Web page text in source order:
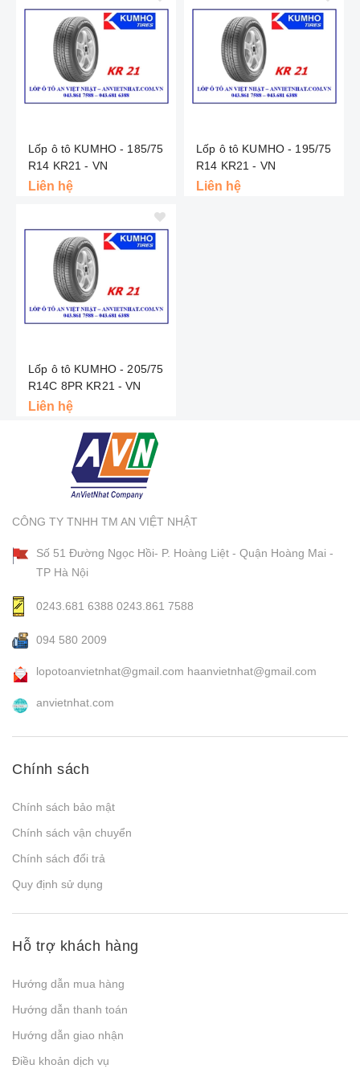
Lốp ô tô KUMHO - 185/75
R14 KR21 - VN
Liên hệ
Lốp ô tô KUMHO - 195/75
R14 KR21 - VN
Liên hệ
Lốp ô tô KUMHO - 205/75
R14C 8PR KR21 - VN
Liên hệ
CÔNG TY TNHH TM AN VIỆT NHẬT
Số 51 Đường Ngọc Hồi- P. Hoàng Liệt - Quận Hoàng Mai -
TP Hà Nội
0243.681 6388 0243.861 7588
094 580 2009
lopotoanvietnhat@gmail.com haanvietnhat@gmail.com
anvietnhat.com
Chính sách
Chính sách bảo mật
Chính sách vận chuyển
Chính sách đổi trả
Quy định sử dụng
Hỗ trợ khách hàng
Hướng dẫn mua hàng
Hướng dẫn thanh toán
Hướng dẫn giao nhận
Điều khoản dịch vụ